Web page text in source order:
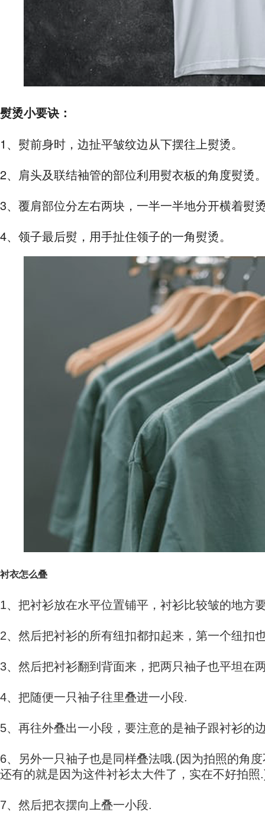
熨烫小要诀：
1、熨前身时，边扯平皱纹边从下摆往上熨烫。
2、肩头及联结袖管的部位利用熨衣板的角度熨烫
3、覆肩部位分左右两块，一半一半地分开横着熨
4、领子最后熨，用手扯住领子的一角熨烫。
衬衣怎么叠
1、把衬衫放在水平位置铺平，衬衫比较皱的地方
2、然后把衬衫的所有纽扣都扣起来，第一个纽扣
3、然后把衬衫翻到背面来，把两只袖子也平坦在
4、把随便一只袖子往里叠进一小段.
5、再往外叠出一小段，要注意的是袖子跟衬衫的
6、另外一只袖子也是同样叠法哦.(因为拍照的角
还有的就是因为这件衬衫太大件了，实在不好拍照
7、然后把衣摆向上叠一小段.